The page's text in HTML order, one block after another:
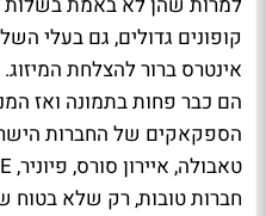
קופונים גדולים, גם בעלי
אינטרס ברור להצלחת
הם כבר פחות בתמונה ואז
חברות טובות, רק שלא בטוח